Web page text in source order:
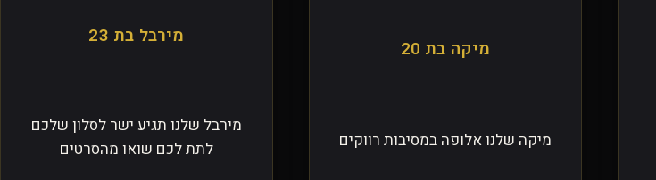
מיקה בת 20
מיקה שלנו אלופה במסיבות רווקים
מירבל בת 23
מירבל שלנו תגיע ישר לסלון שלכם
לתת לכם שואו מהסרטים